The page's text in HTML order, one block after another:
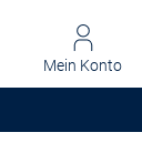
Mein Konto